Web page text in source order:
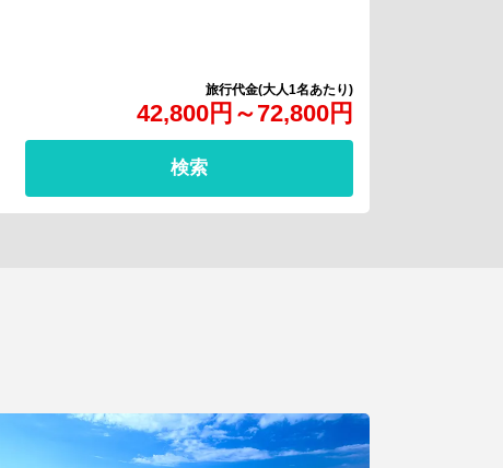
旅行代金(大人1名あたり)
42,800円～72,800円
検索